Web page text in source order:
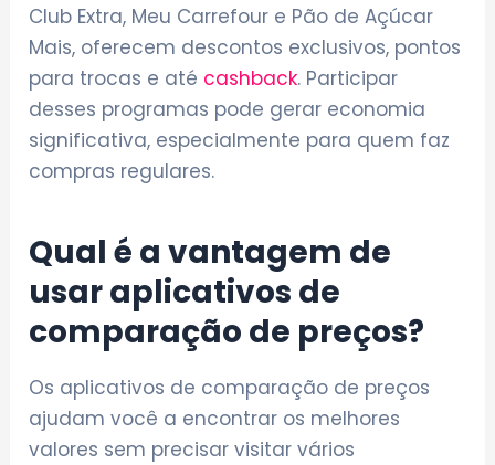
Club Extra, Meu Carrefour e Pão de Açúcar
Mais, oferecem descontos exclusivos, pontos
para trocas e até cashback. Participar
desses programas pode gerar economia
significativa, especialmente para quem faz
compras regulares.
Qual é a vantagem de
usar aplicativos de
comparação de preços?
Os aplicativos de comparação de preços
ajudam você a encontrar os melhores
valores sem precisar visitar vários